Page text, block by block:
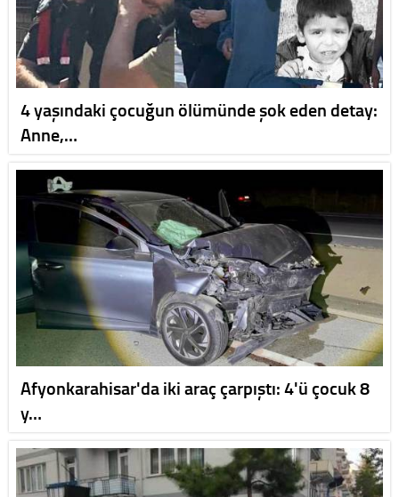
4 yaşındaki çocuğun ölümünde şok eden detay:
Anne,…
Afyonkarahisar'da iki araç çarpıştı: 4'ü çocuk 8
y…